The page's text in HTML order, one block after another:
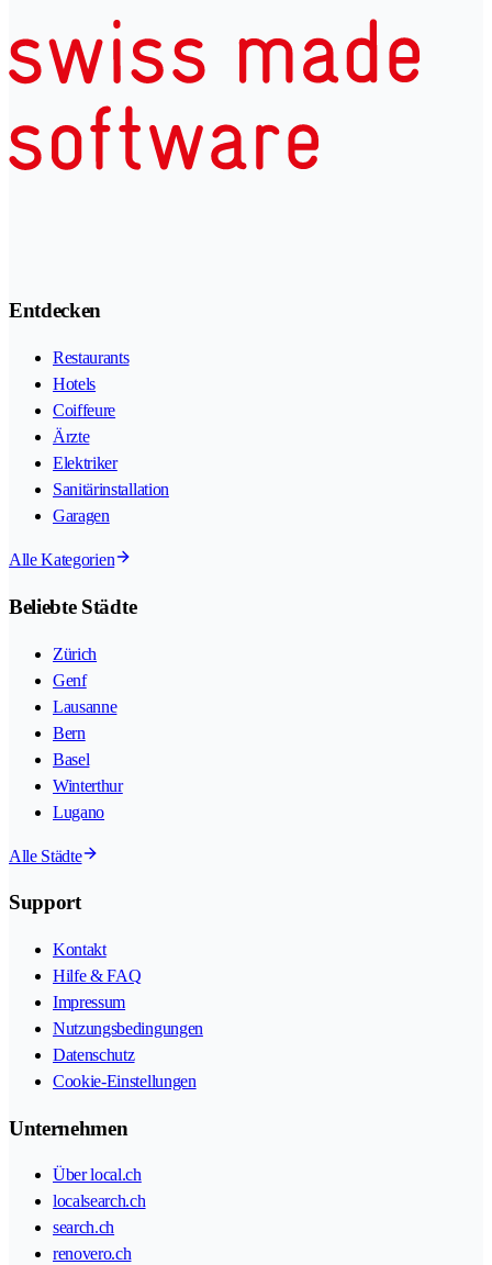
Entdecken
Restaurants
Hotels
Coiffeure
Ärzte
Elektriker
Sanitärinstallation
Garagen
Alle Kategorien
Beliebte Städte
Zürich
Genf
Lausanne
Bern
Basel
Winterthur
Lugano
Alle Städte
Support
Kontakt
Hilfe & FAQ
Impressum
Nutzungsbedingungen
Datenschutz
Cookie-Einstellungen
Unternehmen
Über local.ch
localsearch.ch
search.ch
renovero.ch